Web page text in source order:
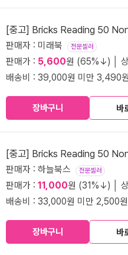
[중고] Bricks Reading 50
판매자 : 미래북 전문셀러
판매가 : 5,600원 (65%↓) │
배송비 : 39,000원 미만 3,490원
장바구니 바
[중고] Bricks Reading 50
판매자 : 하늘북스 전문셀러
판매가 : 11,000원 (31%↓) │
배송비 : 33,000원 미만 2,500원
장바구니 바